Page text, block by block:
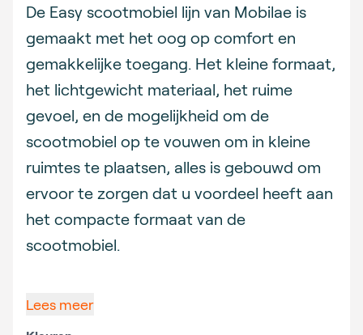
De Easy scootmobiel lijn van Mobilae is
gemaakt met het oog op comfort en
gemakkelijke toegang. Het kleine formaat,
het lichtgewicht materiaal, het ruime
gevoel, en de mogelijkheid om de
scootmobiel op te vouwen om in kleine
ruimtes te plaatsen, alles is gebouwd om
ervoor te zorgen dat u voordeel heeft aan
het compacte formaat van de
scootmobiel.
Lees meer